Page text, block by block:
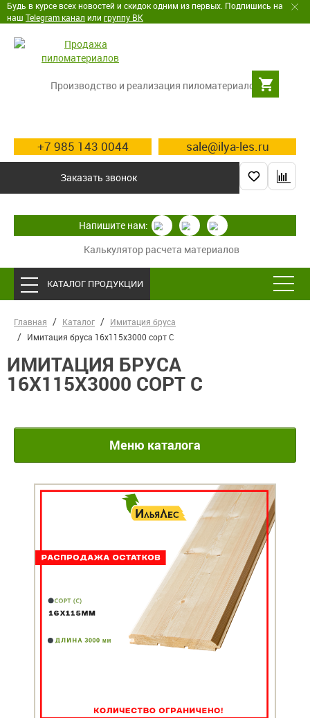
Будь в курсе всех новостей и скидок одним из первых. Подпишись на
наш Telegram канал или группу ВК
Производство и реализация пиломатериалов
+7 985 143 0044 sale@ilya-les.ru
Заказать звонок
Калькулятор расчета материалов
Напишите нам:
КАТАЛОГ ПРОДУКЦИИ
Главная Каталог
Имитация бруса
Имитация бруса 16х115х3000 сорт С
ИМИТАЦИЯ БРУСА
16Х115Х3000 СОРТ С
Меню каталога